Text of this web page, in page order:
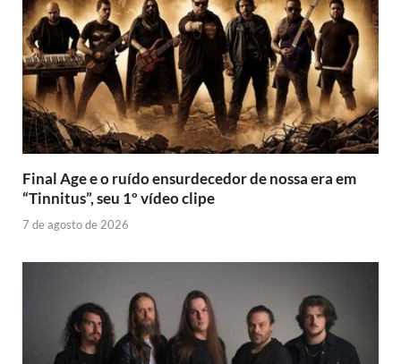
Final Age e o ruído ensurdecedor de nossa era em
“Tinnitus”, seu 1º vídeo clipe
7 de agosto de 2026